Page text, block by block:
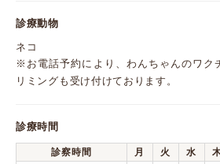
診療動物
ネコ
※お電話予約により、わんちゃんのワク
リミングも受け付けております。
診療時間
診察時間 月 火 水